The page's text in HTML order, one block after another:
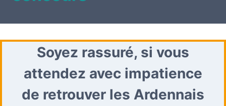
Soyez rassuré, si vous
attendez avec impatience
de retrouver les Ardennais